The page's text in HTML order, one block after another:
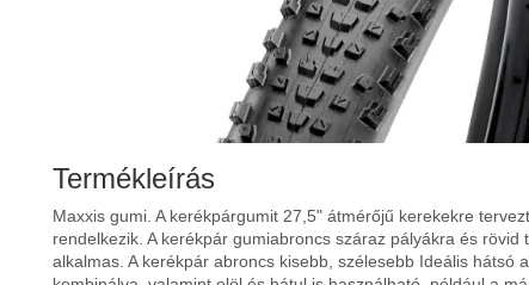
Termékleírás
Maxxis gumi. A kerékpárgumit 27,5" átmérőjű kerekekre
rendelkezik. A kerékpár gumiabroncs száraz pályákra és
alkalmas. A kerékpár abroncs kisebb, szélesebb Ideális hátsó